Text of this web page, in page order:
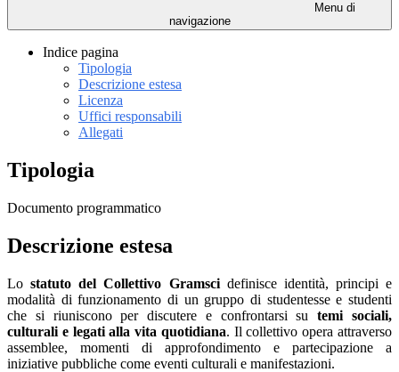
Menu di
navigazione
Indice pagina
Tipologia
Descrizione estesa
Licenza
Uffici responsabili
Allegati
Tipologia
Documento programmatico
Descrizione estesa
Lostatuto del Collettivo Gramscidefinisce identità, principi e
modalità di funzionamento di un gruppo di studentesse e studenti
che si riuniscono per discutere e confrontarsi sutemi sociali,
culturali e legati alla vita quotidiana. Il collettivo opera attraverso
assemblee, momenti di approfondimento e partecipazione a
iniziative pubbliche come eventi culturali e manifestazioni.